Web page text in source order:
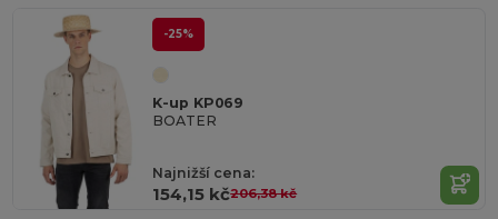
-25%
K-up KP069
BOATER
Najnižší cena:
154,15 kč206,38 kč